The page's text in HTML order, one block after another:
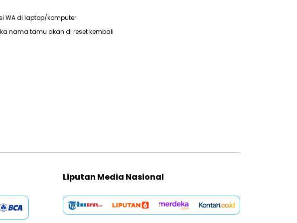
WA di laptop/komputer
nama tamu akan di reset kembali
Liputan Media Nasional